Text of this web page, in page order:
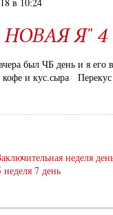
Я" 4
был ЧБ день и я его
кофе и кус.сыра
неделя
7 день